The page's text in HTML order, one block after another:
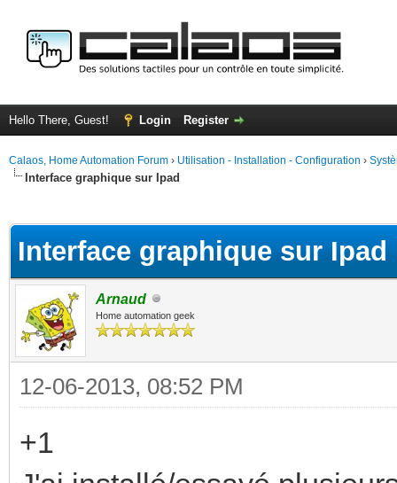
Hello There, Guest! Login Register
Calaos, Home Automation Forum › Utilisation - Installation - Configuration ›
Interface graphique sur Ipad
Interface graphique sur Ipad
Arnaud
Home automation geek
12-06-2013, 08:52 PM
+1